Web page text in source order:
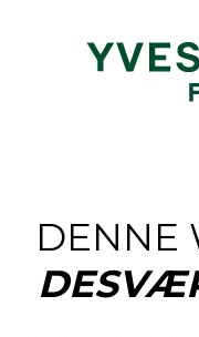
DENNE